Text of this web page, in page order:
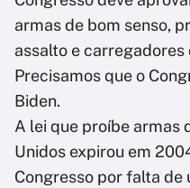
armas de bom senso,
assalto e
Precisamos que o
Biden.
A lei que proíbe armas
Unidos expirou em
Congresso por falta de